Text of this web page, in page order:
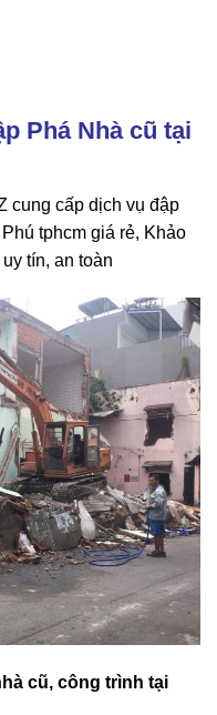
Phá Nhà cũ tại
cung cấp dịch vụ đập
tphcm giá rẻ, Khảo
cũ, công trình tại